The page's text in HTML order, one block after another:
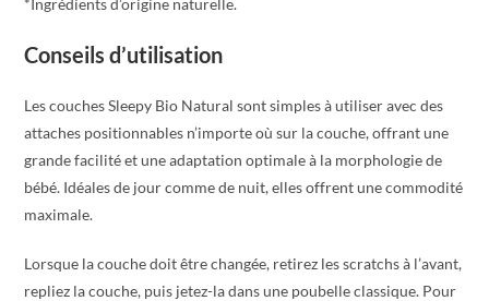
Conseils d’utilisation
Les couches Sleepy Bio Natural sont simples à utiliser avec des
attaches positionnables n’importe où sur la couche, offrant une
grande facilité et une adaptation optimale à la morphologie de
bébé. Idéales de jour comme de nuit, elles offrent une commodité
maximale.
Lorsque la couche doit être changée, retirez les scratchs à l’avant,
repliez la couche, puis jetez-la dans une poubelle classique. Pour